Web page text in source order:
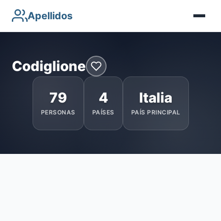
Apellidos
Codiglione
79
PERSONAS
4
PAÍSES
Italia
PAÍS PRINCIPAL